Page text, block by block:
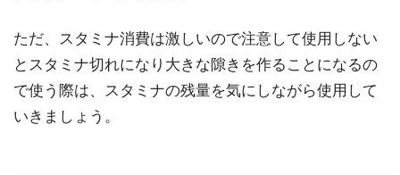
ただ、スタミナ消費は激しいので注意して使用しない
とスタミナ切れになり大きな隙きを作ることになるの
で使う際は、スタミナの残量を気にしながら使用して
いきましょう。